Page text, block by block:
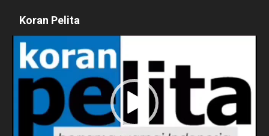
Koran Pelita
Pemutar
Video